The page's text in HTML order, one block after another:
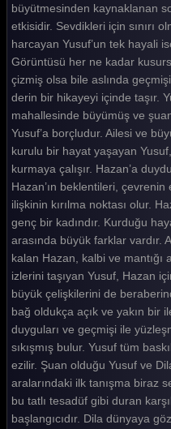
büyütmesinden kaynaklanan
etkisidir. Sevdikleri için sınırı
harcayan Yusuf’un tek hayali
Görüntüsü her ne kadar
çizmiş olsa bile aslında
derin bir hikayeyi içinde taşır.
mahallesinde büyümüş ve
Yusuf’a borçludur. Ailesi ve
kurulu bir hayat yaşayan
kurmaya çalışır. Hazan’a
Hazan’ın beklentileri,
ilişkinin kırılma noktası olur.
genç bir kadındır. Kurduğu
arasında büyük farklar vardır.
kalan Hazan, kalbi ve mantığı
izlerini taşıyan Yusuf, Hazan
büyük çelişkilerini de
bağ oldukça açık ve yakın bir
duyguları ve geçmişi ile
sıkışmış bulur. Yusuf tüm
ezilir. Şuan olduğu Yusuf ve
aralarındaki ilk tanışma biraz
bu tatlı tesadüf gibi duran
başlangıcıdır. Dila dünyaya